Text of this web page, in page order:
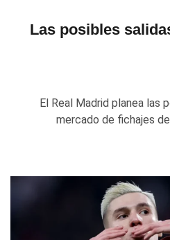
Las posibles
El Real Madrid planea las
mercado de fichajes